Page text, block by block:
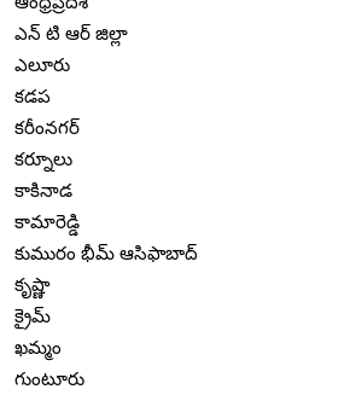
ఎన్ టి ఆర్ జిల్లా
ఎలూరు
కడప
కరీంనగర్
కర్నూలు
కాకినాడ
కామారెడ్డి
కుమురం భీమ్ ఆసిఫాబాద్
కృష్ణా
క్రైమ్
ఖమ్మం
గుంటూరు